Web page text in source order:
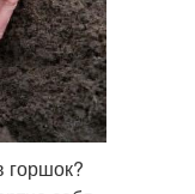
горшок?